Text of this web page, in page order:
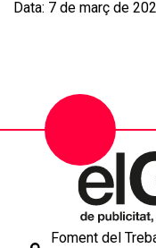
Data: 7 de març de
Foment del